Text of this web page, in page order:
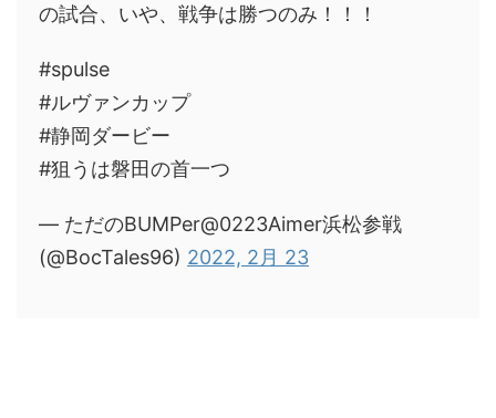
の試合、いや、戦争は勝つのみ！！！
#spulse
#ルヴァンカップ
#静岡ダービー
#狙うは磐田の首一つ
— ただのBUMPer@0223Aimer浜松参戦
(@BocTales96) 2022, 2月 23